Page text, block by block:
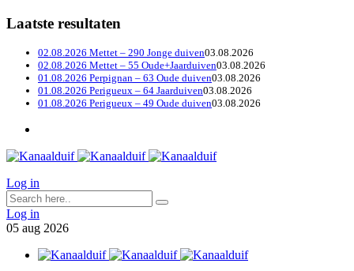
Laatste resultaten
02.08.2026 Mettet – 290 Jonge duiven03.08.2026
02.08.2026 Mettet – 55 Oude+Jaarduiven03.08.2026
01.08.2026 Perpignan – 63 Oude duiven03.08.2026
01.08.2026 Perigueux – 64 Jaarduiven03.08.2026
01.08.2026 Perigueux – 49 Oude duiven03.08.2026
Log in
Log in
05 aug 2026